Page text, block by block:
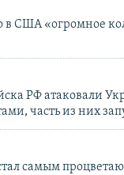
в США «огромное
РФ атаковали
часть из них
самым